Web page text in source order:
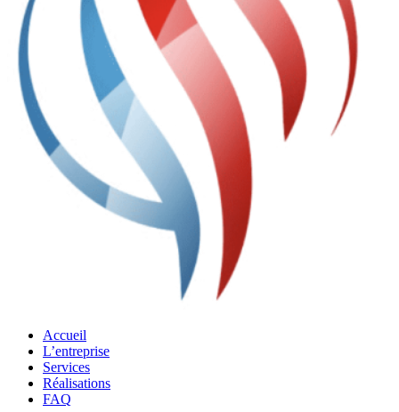
Accueil
L’entreprise
Services
Réalisations
FAQ